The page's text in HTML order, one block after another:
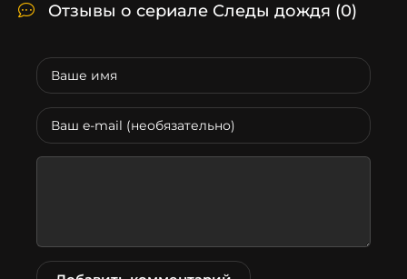
Отзывы о сериале Следы дождя (0)